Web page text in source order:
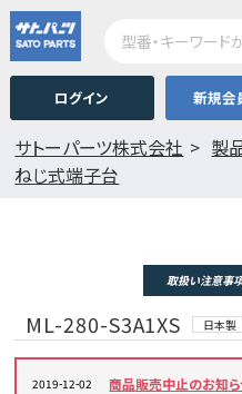
ログイン 新規会
サトーパーツ株式会社
製
ねじ式端子台
取扱い注意事
ML-280-S3A1XS 日本製
2019-12-02 商品販売中止のお知